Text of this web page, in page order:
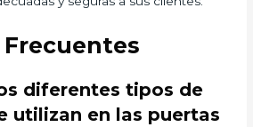
diferentes tipos de
utilizan en las puertas